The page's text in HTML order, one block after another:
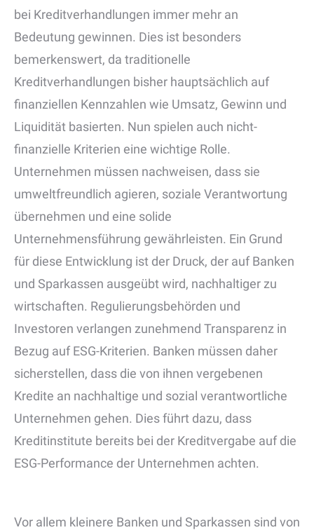
bei Kreditverhandlungen immer mehr an
Bedeutung gewinnen. Dies ist besonders
bemerkenswert, da traditionelle
Kreditverhandlungen bisher hauptsächlich auf
finanziellen Kennzahlen wie Umsatz, Gewinn und
Liquidität basierten. Nun spielen auch nicht-
finanzielle Kriterien eine wichtige Rolle.
Unternehmen müssen nachweisen, dass sie
umweltfreundlich agieren, soziale Verantwortung
übernehmen und eine solide
Unternehmensführung gewährleisten. Ein Grund
für diese Entwicklung ist der Druck, der auf Banken
und Sparkassen ausgeübt wird, nachhaltiger zu
wirtschaften. Regulierungsbehörden und
Investoren verlangen zunehmend Transparenz in
Bezug auf ESG-Kriterien. Banken müssen daher
sicherstellen, dass die von ihnen vergebenen
Kredite an nachhaltige und sozial verantwortliche
Unternehmen gehen. Dies führt dazu, dass
Kreditinstitute bereits bei der Kreditvergabe auf die
ESG-Performance der Unternehmen achten.
Vor allem kleinere Banken und Sparkassen sind von